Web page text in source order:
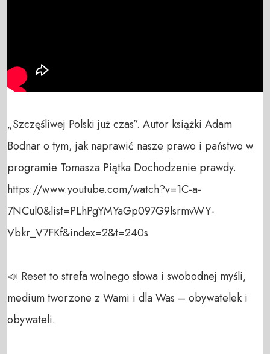
„Szczęśliwej Polski już czas”. Autor książki Adam
Bodnar o tym, jak naprawić nasze prawo i państwo w
programie Tomasza Piątka Dochodzenie prawdy.
https://www.youtube.com/watch?v=1C-a-
7NCul0&list=PLhPgYMYaGp097G9lsrmvWY-
Vbkr_V7FKf&index=2&t=240s
📣 Reset to strefa wolnego słowa i swobodnej myśli,
medium tworzone z Wami i dla Was – obywatelek i
obywateli.